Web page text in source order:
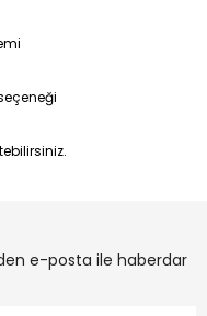
e-posta ile haberdar